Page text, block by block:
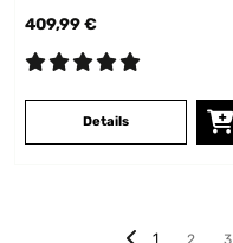
409,99 €
Details
1 2 3